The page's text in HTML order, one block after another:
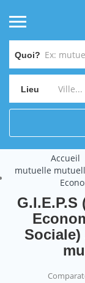
Quoi?
Lieu
Accueil
mutuelle
Sociale)